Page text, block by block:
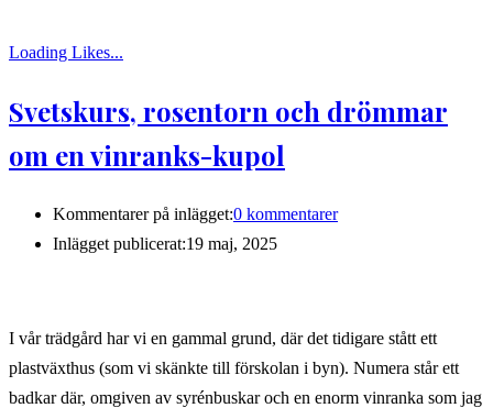
Loading Likes...
Svetskurs, rosentorn och drömmar
om en vinranks-kupol
Kommentarer på inlägget:0 kommentarer
Inlägget publicerat:19 maj, 2025
I vår trädgård har vi en gammal grund, där det tidigare stått ett
plastväxthus (som vi skänkte till förskolan i byn). Numera står ett
badkar där, omgiven av syrénbuskar och en enorm vinranka som jag